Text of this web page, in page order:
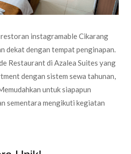
instagramable Cikarang
dekat dengan tempat penginapan.
Restaurant di Azalea Suites yang
dengan sistem sewa tahunan,
untuk siapapun
sementara mengikuti kegiatan